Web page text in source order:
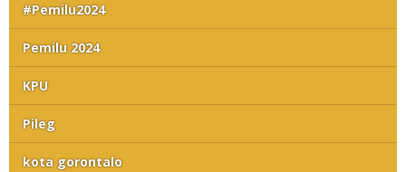
#Pemilu2024
Pemilu 2024
KPU
Pileg
kota gorontalo